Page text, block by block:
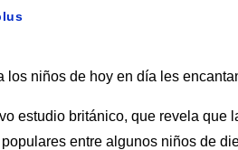
los niños de hoy en día les
estudio británico, que revela
entre algunos niños de